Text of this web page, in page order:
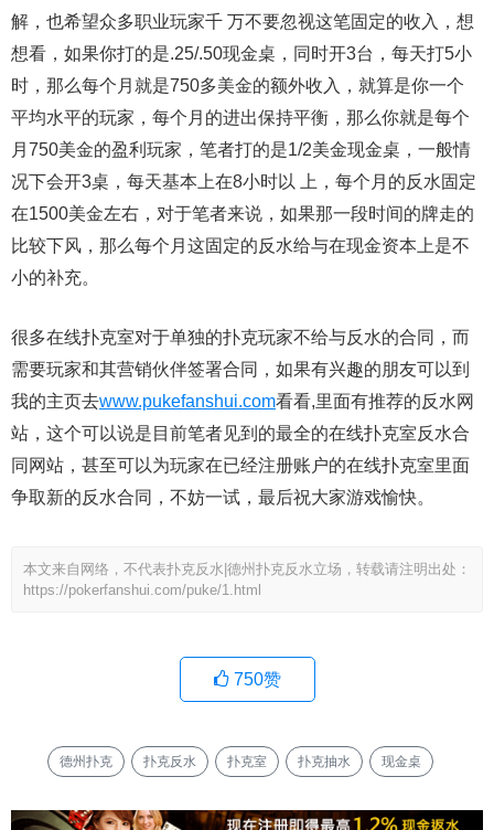
解，也希望众多职业玩家千 万不要忽视这笔固定的收入，想
想看，如果你打的是.25/.50现金桌，同时开3台，每天打5小
时，那么每个月就是750多美金的额外收入，就算是你一个
平均水平的玩家，每个月的进出保持平衡，那么你就是每个
月750美金的盈利玩家，笔者打的是1/2美金现金桌，一般情
况下会开3桌，每天基本上在8小时以 上，每个月的反水固定
在1500美金左右，对于笔者来说，如果那一段时间的牌走的
比较下风，那么每个月这固定的反水给与在现金资本上是不
小的补充。
很多在线扑克室对于单独的扑克玩家不给与反水的合同，而
需要玩家和其营销伙伴签署合同，如果有兴趣的朋友可以到
我的主页去www.pukefanshui.com看看,里面有推荐的反水网
站，这个可以说是目前笔者见到的最全的在线扑克室反水合
同网站，甚至可以为玩家在已经注册账户的在线扑克室里面
争取新的反水合同，不妨一试，最后祝大家游戏愉快。
本文来自网络，不代表扑克反水|德州扑克反水立场，转载请注明出处：
https://pokerfanshui.com/puke/1.html
750赞
德州扑克 扑克反水 扑克室 扑克抽水 现金桌